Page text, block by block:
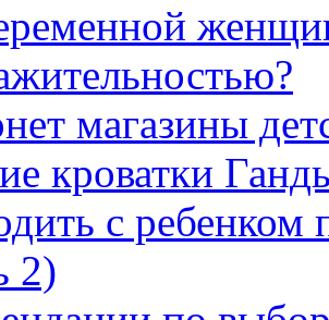
магазины
кроватки
с ребенком
2)